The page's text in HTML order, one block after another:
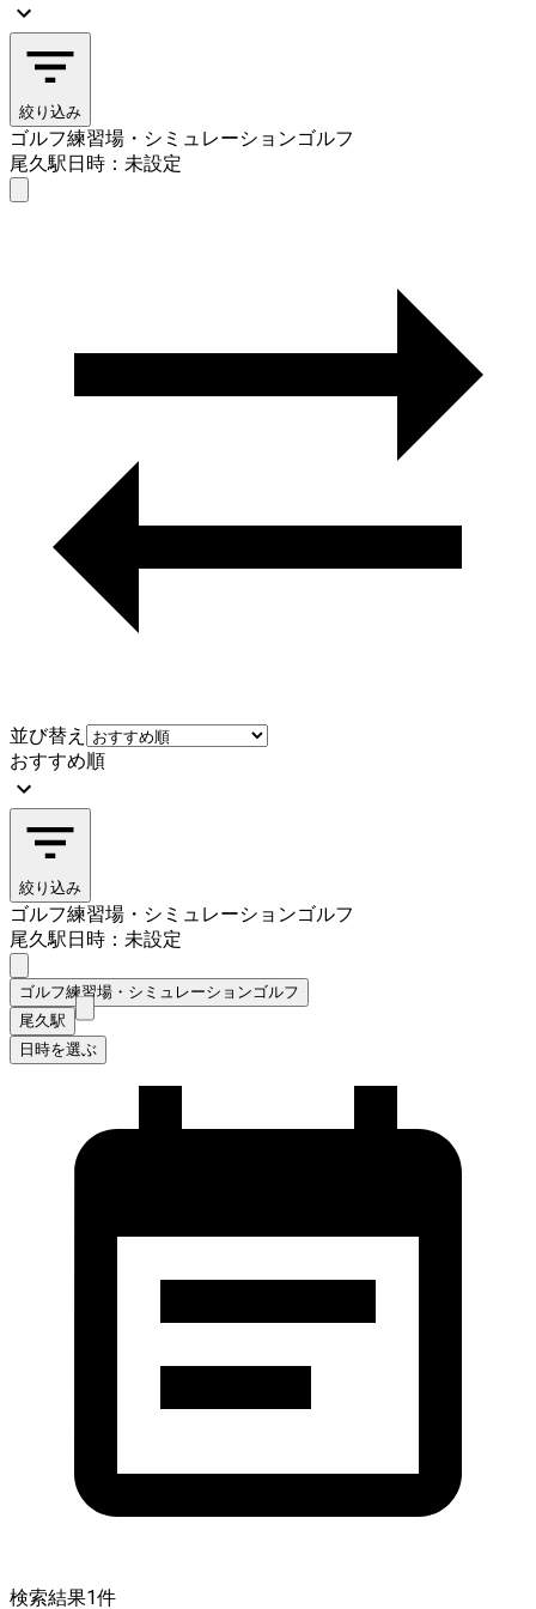
絞り込み
ゴルフ練習場・シミュレーションゴルフ
尾久駅日時：未設定
並び替え
おすすめ順
絞り込み
ゴルフ練習場・シミュレーションゴルフ
尾久駅日時：未設定
ゴルフ練習場・シミュレーションゴルフ
尾久駅
日時を選ぶ
検索結果1件